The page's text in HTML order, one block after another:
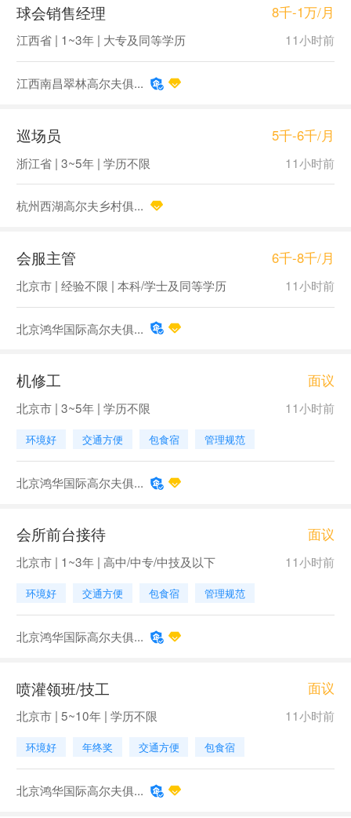
球会销售经理 8千-1万/月
江西省 | 1~3年 | 大专及同等学历 11小时前
江西南昌翠林高尔夫俱...
巡场员 5千-6千/月
浙江省 | 3~5年 | 学历不限 11小时前
杭州西湖高尔夫乡村俱...
会服主管 6千-8千/月
北京市 | 经验不限 | 本科/学士及同等学历 11小时前
北京鸿华国际高尔夫俱...
机修工 面议
北京市 | 3~5年 | 学历不限 11小时前
环境好 交通方便 包食宿 管理规范
北京鸿华国际高尔夫俱...
会所前台接待 面议
北京市 | 1~3年 | 高中/中专/中技及以下 11小时前
环境好 交通方便 包食宿 管理规范
北京鸿华国际高尔夫俱...
喷灌领班/技工 面议
北京市 | 5~10年 | 学历不限 11小时前
环境好 年终奖 交通方便 包食宿
北京鸿华国际高尔夫俱...